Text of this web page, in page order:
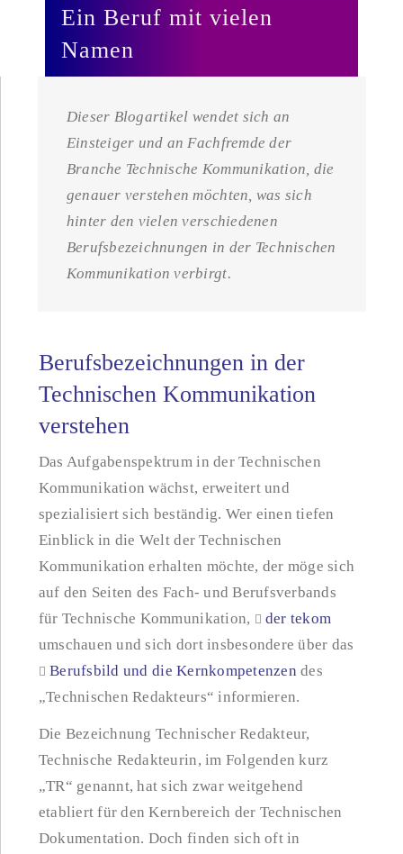
Ein Beruf mit vielen
Namen
Dieser Blogartikel wendet sich an
Einsteiger und an Fachfremde der
Branche Technische Kommunikation, die
genauer verstehen möchten, was sich
hinter den vielen verschiedenen
Berufsbezeichnungen in der Technischen
Kommunikation verbirgt.
Berufsbezeichnungen in der
Technischen Kommunikation
verstehen
Das Aufgabenspektrum in der Technischen
Kommunikation wächst, erweitert und
spezialisiert sich beständig. Wer einen tiefen
Einblick in die Welt der Technischen
Kommunikation erhalten möchte, der möge sich
auf den Seiten des Fach- und Berufsverbands
für Technische Kommunikation,
der tekom
umschauen und sich dort insbesondere über das
Berufsbild und die Kernkompetenzen des
„Technischen Redakteurs“ informieren.
Die Bezeichnung Technischer Redakteur,
Technische Redakteurin, im Folgenden kurz
„TR“ genannt, hat sich zwar weitgehend
etabliert für den Kernbereich der Technischen
Dokumentation. Doch finden sich oft in